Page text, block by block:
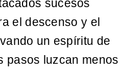
sucesos
el descenso y el
un espíritu de
pasos luzcan menos